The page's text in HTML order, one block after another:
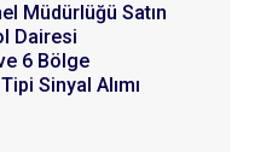
Müdürlüğü Satın
Dairesi
6 Bölge
Sinyal Alımı